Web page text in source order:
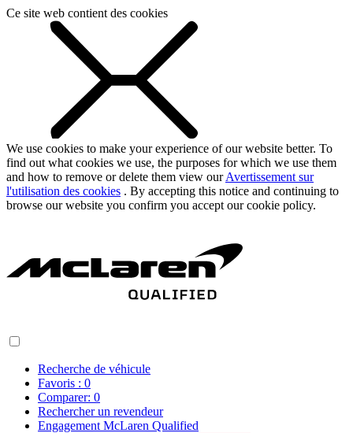
Ce site web contient des cookies
We use cookies to make your experience of our website better. To
find out what cookies we use, the purposes for which we use them
and how to remove or delete them view ourAvertissement sur
l'utilisation des cookies . By accepting this notice and continuing to
browse our website you confirm you accept our cookie policy.
Recherche de véhicule
Favoris : 0
Comparer: 0
Rechercher un revendeur
Engagement McLaren Qualified